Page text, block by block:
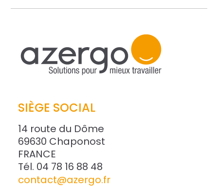
SIÈGE SOCIAL
14 route du Dôme
69630 Chaponost
FRANCE
Tél. 04 78 16 88 48
contact@azergo.fr